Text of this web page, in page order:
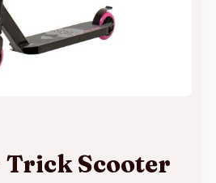
Trick Scooter